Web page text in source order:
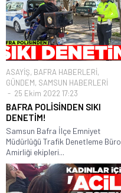
ASAYİŞ, BAFRA HABERLERİ,
GÜNDEM, SAMSUN HABERLERİ
25 Ekim 2022 17:23
BAFRA POLİSİNDEN SIKI
DENETİM!
Samsun Bafra İlçe Emniyet
Müdürlüğü Trafik Denetleme Büro
Amirliği ekipleri...